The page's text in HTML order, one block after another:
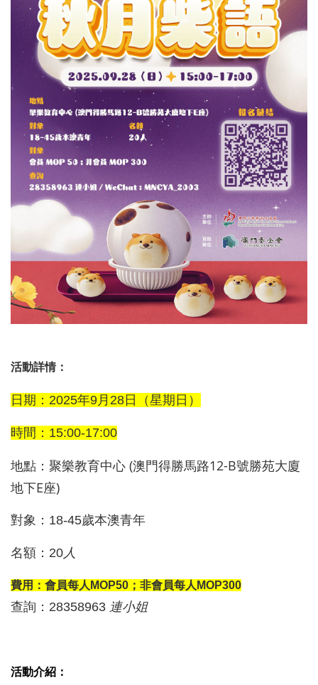
活動詳情：
日期： 2025年9月28日（星期日）
時間：15:00-17:00
地點： 聚樂教育中心 (澳門得勝馬路12-B號勝苑大廈
地下E座)
對象：18-45歲本澳青年
名額：20人
費用：會員每人MOP50 ；非會員每人MOP300
查詢： 28358963 連小姐
活動介紹：